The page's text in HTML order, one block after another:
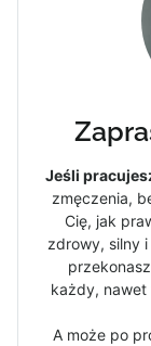
Jeśli
zmęczenia,
Cię, jak
zdrowy, silny
każdy,
A może po